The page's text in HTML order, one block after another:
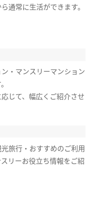
通常に生活ができます。
・マンスリーマンション
じて、幅広くご紹介させ
旅行・おすすめのご利用
リーお役立ち情報をご紹